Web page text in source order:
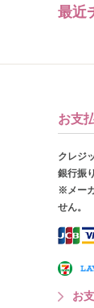
最近
お支
クレジ
銀行振
※メー
せん。
お